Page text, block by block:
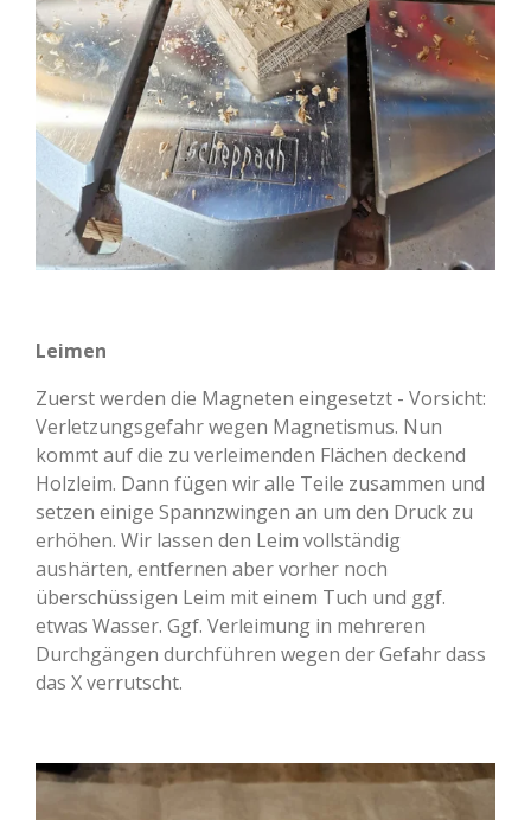
Leimen
Zuerst werden die Magneten eingesetzt - Vorsicht:
Verletzungsgefahr wegen Magnetismus. Nun
kommt auf die zu verleimenden Flächen deckend
Holzleim. Dann fügen wir alle Teile zusammen und
setzen einige Spannzwingen an um den Druck zu
erhöhen. Wir lassen den Leim vollständig
aushärten, entfernen aber vorher noch
überschüssigen Leim mit einem Tuch und ggf.
etwas Wasser. Ggf. Verleimung in mehreren
Durchgängen durchführen wegen der Gefahr dass
das X verrutscht.